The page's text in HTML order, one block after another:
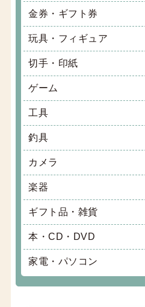
金券・ギフト券
玩具・フィギュア
切手・印紙
ゲーム
工具
釣具
カメラ
楽器
ギフト品・雑貨
本・CD・DVD
家電・パソコン